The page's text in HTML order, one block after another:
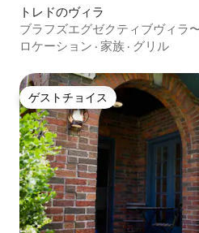
トレドのヴィラ
ブラフズエグゼクティブヴィラ
ド3台
ロケーション · 家族 · グリル
ゲストチョイス
ゲストチョイス